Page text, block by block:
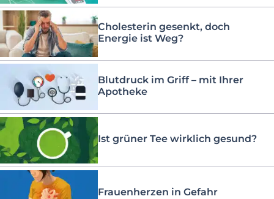
Cholesterin gesenkt, doch
Energie ist Weg?
Blutdruck im Griff – mit Ihrer
Apotheke
Ist grüner Tee wirklich gesund?
Frauenherzen in Gefahr